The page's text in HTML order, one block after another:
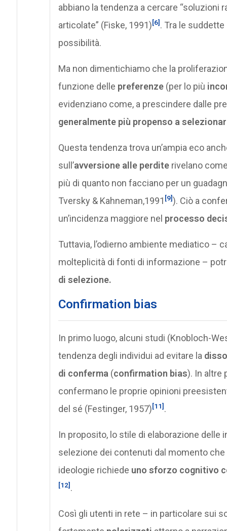
abbiano la tendenza a cercare “soluzioni
articolate” (Fiske, 1991)[6] . Tra le
possibilità.
Ma non dimentichiamo che la
funzione delle preferenze (per lo più
evidenziano come, a prescindere dalle
generalmente più propenso a
Questa tendenza trova un’ampia eco
sull’avversione alle perdite rivelano
più di quanto non facciano per un
Tversky & Kahneman,1991 [9]). Ciò a
un’incidenza maggiore nel processo
Tuttavia, l’odierno ambiente mediatico –
molteplicità di fonti di informazione –
di selezione.
Confirmation bias
In primo luogo, alcuni studi (Knobloch-
tendenza degli individui ad evitare la
di conferma (confirmation bias). In altre
confermano le proprie opinioni
del sé (Festinger, 1957)[11] .
In proposito, lo stile di elaborazione
selezione dei contenuti dal momento
ideologie richiede uno sforzo cognitivo
[12] .
Così gli utenti in rete – in particolare sui